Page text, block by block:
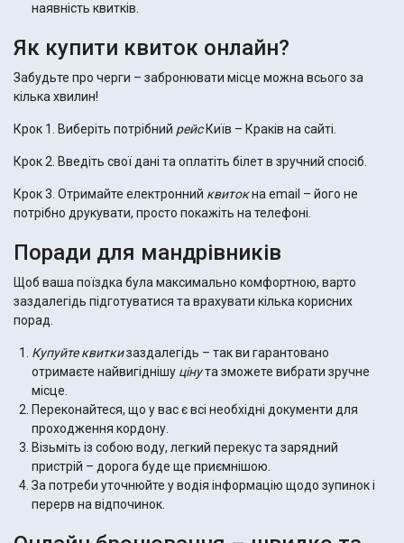
наявність квитків.
Як купити квиток онлайн?
Забудьте про черги – забронювати місце можна всього за
кілька хвилин!
Крок 1. Виберіть потрібний рейсКиїв – Краків на сайті.
Крок 2. Введіть свої дані та оплатіть білет в зручний спосіб.
Крок 3. Отримайте електронний квитокна email – його не
потрібно друкувати, просто покажіть на телефоні.
Поради для мандрівників
Щоб ваша поїздка була максимально комфортною, варто
заздалегідь підготуватися та врахувати кілька корисних
порад.
Купуйте квиткизаздалегідь – так ви гарантовано
отримаєте найвигіднішу цінута зможете вибрати зручне
місце.
Переконайтеся, що у вас є всі необхідні документи для
проходження кордону.
Візьміть із собою воду, легкий перекус та зарядний
пристрій – дорога буде ще приємнішою.
За потреби уточнюйте у водія інформацію щодо зупинок і
перерв на відпочинок.